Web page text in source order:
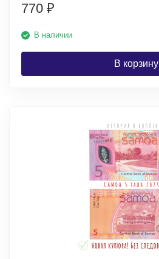
770 ₽
В наличии
В корзину